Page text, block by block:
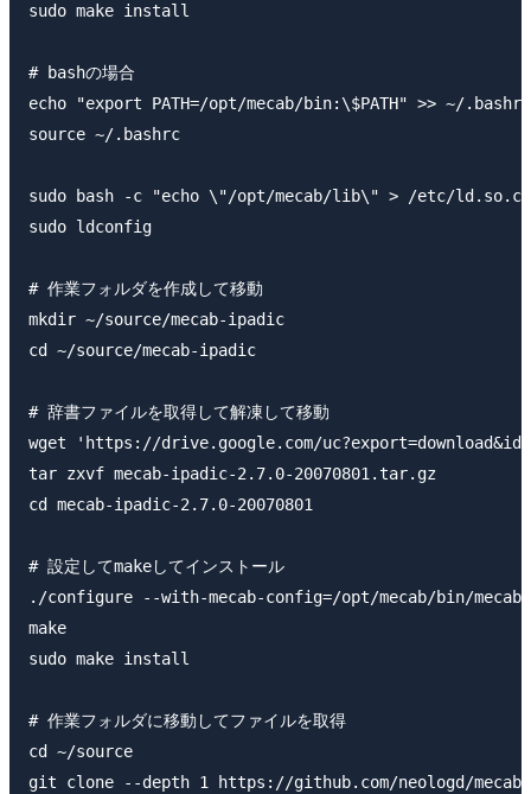
sudo make install
# bashの場合
echo "export PATH=/opt/mecab/bin:\$PATH" >> ~/.bashrc
source ~/.bashrc
sudo bash -c "echo \"/opt/mecab/lib\" > /etc/
sudo ldconfig
# 作業フォルダを作成して移動
mkdir ~/source/mecab-ipadic
cd ~/source/mecab-ipadic
# 辞書ファイルを取得して解凍して移動
wget 'https://drive.google.com/
tar zxvf mecab-ipadic-2.7.0-20070801.tar.gz
cd mecab-ipadic-2.7.0-20070801
# 設定してmakeしてインストール
./configure --with-mecab-config=/opt/mecab/bin/
make
sudo make install
# 作業フォルダに移動してファイルを取得
cd ~/source
git clone --depth 1 https://github.com/neologd/